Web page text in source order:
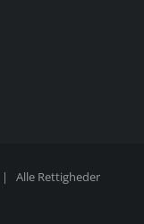
| Alle Rettigheder